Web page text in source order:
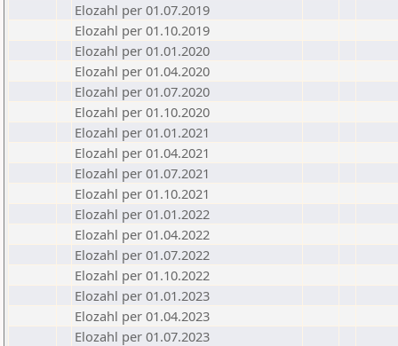
Elozahl per 01.07.2019
Elozahl per 01.10.2019
Elozahl per 01.01.2020
Elozahl per 01.04.2020
Elozahl per 01.07.2020
Elozahl per 01.10.2020
Elozahl per 01.01.2021
Elozahl per 01.04.2021
Elozahl per 01.07.2021
Elozahl per 01.10.2021
Elozahl per 01.01.2022
Elozahl per 01.04.2022
Elozahl per 01.07.2022
Elozahl per 01.10.2022
Elozahl per 01.01.2023
Elozahl per 01.04.2023
Elozahl per 01.07.2023